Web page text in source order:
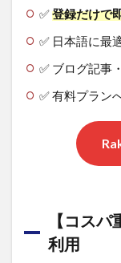
✅登録だけで
✅ 日本語に最
✅ ブログ記事
✅ 有料プラン
【コス
利用